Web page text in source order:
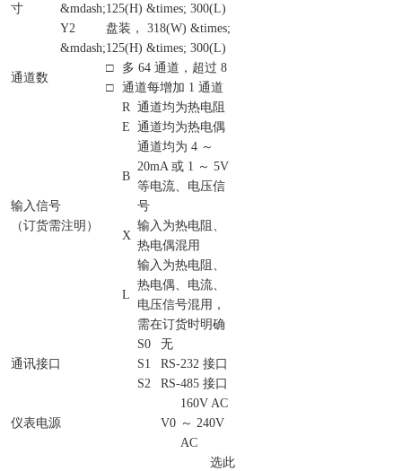
寸
&mdash;125(H) &times; 300(L)
Y2
&mdash;
盘装， 318(W) &times;
125(H) &times; 300(L)
通道数
□
□
多 64 通道，超过 8
通道每增加 1 通道
输入信号
（订货需注明）
R 通道均为热电阻
E 通道均为热电偶
B
通道均为 4 ～
20mA 或 1 ～ 5V
等电流、电压信
号
X
输入为热电阻、
热电偶混用
L
输入为热电阻、
热电偶、电流、
电压信号混用，
需在订货时明确
通讯接口
S0
无
S1
RS-232 接口
S2
RS-485 接口
仪表电源 V0
160V AC
～ 240V
AC
选此